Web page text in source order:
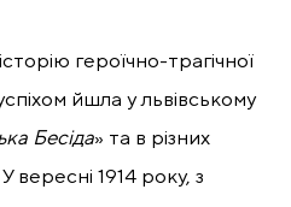
героїчно-трагічної
йшла у львівському
Бесіда» та в різних
вересні 1914 року, з